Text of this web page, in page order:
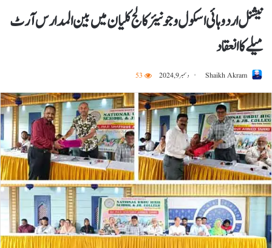
نیشنل اردو ہائی اسکول و جونیئر کالج کلیان میں بین المدارس آرٹ
میلے کا انعقاد
Shaikh Akram دسمبر 9, 2024 53